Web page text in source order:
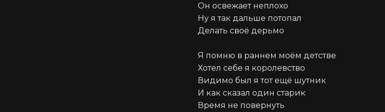
Он освежает неплохо
Ну я так дальше потопал
Делать своё дерьмо
Я помню в раннем моём детстве
Хотел себе я королевство
Видимо был я тот ещё шутник
И как сказал один старик
Время не повернуть